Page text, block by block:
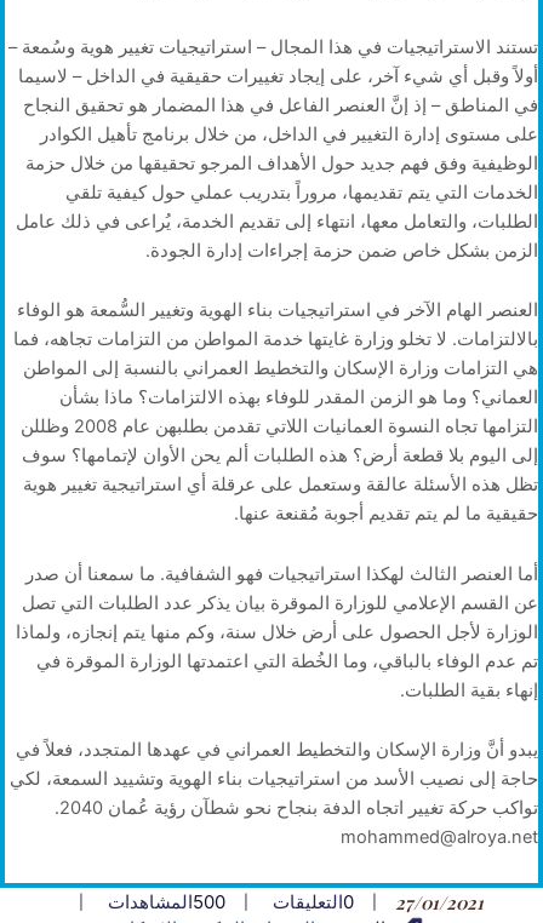
تستند الاستراتيجيات في هذا المجال – استراتيجيات تغيير هوية وسُمعة –
أولاً وقبل أي شيء آخر، على إيجاد تغييرات حقيقية في الداخل – لاسيما
في المناطق – إذ إنَّ العنصر الفاعل في هذا المضمار هو تحقيق النجاح
على مستوى إدارة التغيير في الداخل، من خلال برنامج تأهيل الكوادر
الوظيفية وفق فهم جديد حول الأهداف المرجو تحقيقها من خلال حزمة
الخدمات التي يتم تقديمها، مروراً بتدريب عملي حول كيفية تلقي
الطلبات، والتعامل معها، انتهاء إلى تقديم الخدمة، يُراعى في ذلك عامل
الزمن بشكل خاص ضمن حزمة إجراءات إدارة الجودة.
العنصر الهام الآخر في استراتيجيات بناء الهوية وتغيير السُّمعة هو الوفاء
بالالتزامات. لا تخلو وزارة غايتها خدمة المواطن من التزامات تجاهه، فما
هي التزامات وزارة الإسكان والتخطيط العمراني بالنسبة إلى المواطن
العماني؟ وما هو الزمن المقدر للوفاء بهذه الالتزامات؟ ماذا بشأن
التزامها تجاه النسوة العمانيات اللاتي تقدمن بطلبهن عام 2008 وظللن
إلى اليوم بلا قطعة أرض؟ هذه الطلبات ألم يحن الأوان لإتمامها؟ سوف
تظل هذه الأسئلة عالقة وستعمل على عرقلة أي استراتيجية تغيير هوية
حقيقية ما لم يتم تقديم أجوبة مُقنعة عنها.
أما العنصر الثالث لهكذا استراتيجيات فهو الشفافية. ما سمعنا أن صدر
عن القسم الإعلامي للوزارة الموقرة بيان يذكر عدد الطلبات التي تصل
الوزارة لأجل الحصول على أرض خلال سنة، وكم منها يتم إنجازه، ولماذا
تم عدم الوفاء بالباقي، وما الخُطة التي اعتمدتها الوزارة الموقرة في
إنهاء بقية الطلبات.
يبدو أنَّ وزارة الإسكان والتخطيط العمراني في عهدها المتجدد، فعلاً في
حاجة إلى نصيب الأسد من استراتيجيات بناء الهوية وتشييد السمعة، لكي
تواكب حركة تغيير اتجاه الدفة بنجاح نحو شطآن رؤية عُمان 2040.
mohammed@alroya.net
27/01/2021
0التعليقات 500المشاهدات